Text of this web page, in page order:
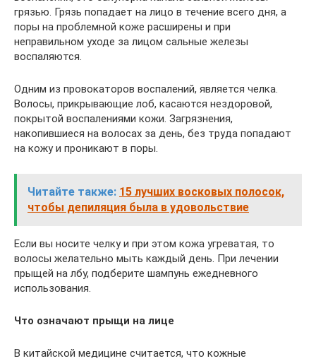
грязью. Грязь попадает на лицо в течение всего дня, а
поры на проблемной коже расширены и при
неправильном уходе за лицом сальные железы
воспаляются.
Одним из провокаторов воспалений, является челка.
Волосы, прикрывающие лоб, касаются нездоровой,
покрытой воспалениями кожи. Загрязнения,
накопившиеся на волосах за день, без труда попадают
на кожу и проникают в поры.
Читайте также: 15 лучших восковых полосок,
чтобы депиляция была в удовольствие
Если вы носите челку и при этом кожа угреватая, то
волосы желательно мыть каждый день. При лечении
прыщей на лбу, подберите шампунь ежедневного
использования.
Что означают прыщи на лице
В китайской медицине считается, что кожные